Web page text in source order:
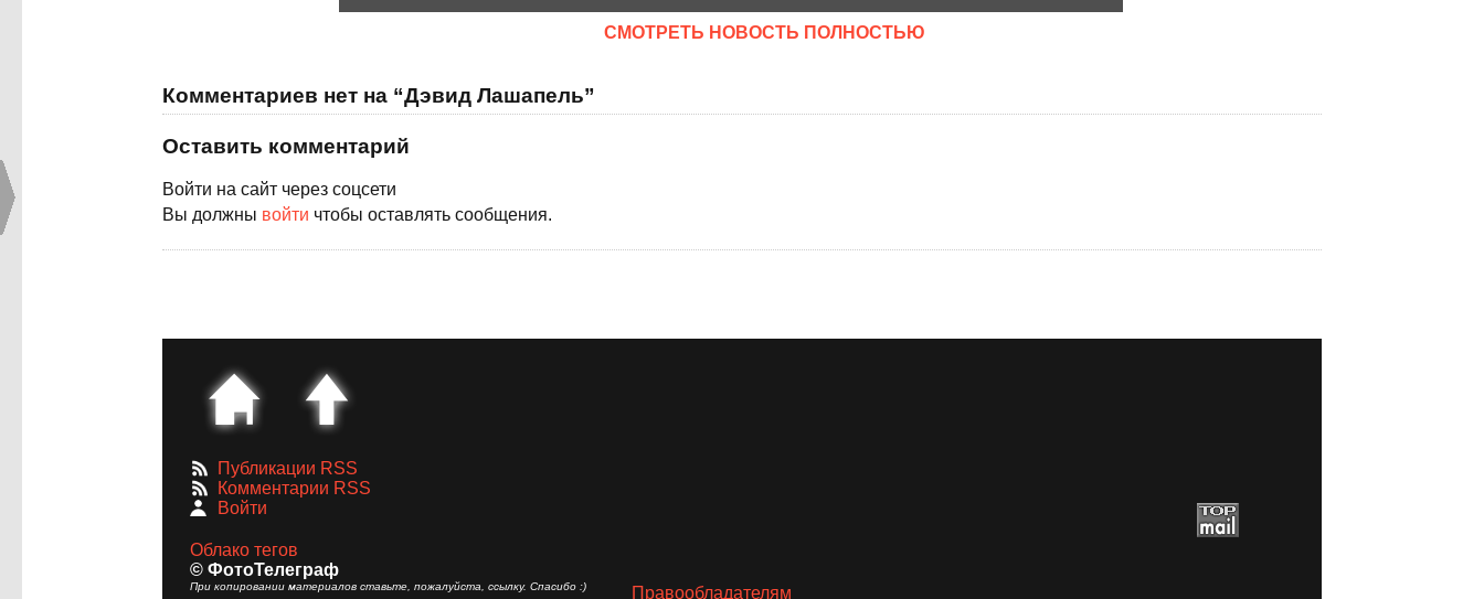
CМОТРЕТЬ НОВОСТЬ ПОЛНОСТЬЮ
Комментариев нет на “Дэвид Лашапель”
Оставить комментарий
Войти на сайт через соцсети
Вы должны войти чтобы оставлять сообщения.
Публикации RSS
Комментарии RSS
Войти
Облако тегов
© ФотоТелеграф
При копировании материалов ставьте, пожалуйста, ссылку. Спасибо :) Правообладателям